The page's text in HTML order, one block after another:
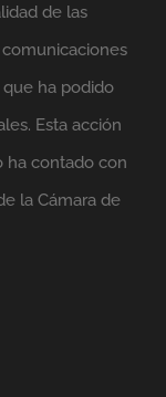
de las
que ha podido
Esta acción
ha contado con
la Cámara de